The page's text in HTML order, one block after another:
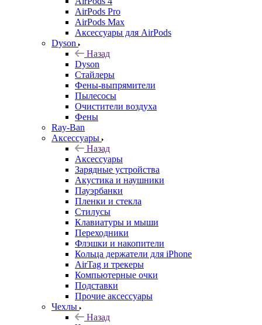
AirPods Pro
AirPods Max
Аксессуары для AirPods
Dyson
Назад
Dyson
Стайлеры
Фены-выпрямители
Пылесосы
Очистители воздуха
Фены
Ray-Ban
Аксессуары
Назад
Аксессуары
Зарядные устройства
Акустика и наушники
Пауэрбанки
Пленки и стекла
Стилусы
Клавиатуры и мыши
Переходники
Флэшки и накопители
Кольца держатели для iPhone
AirTag и трекеры
Компьютерные очки
Подставки
Прочие аксессуары
Чехлы
Назад